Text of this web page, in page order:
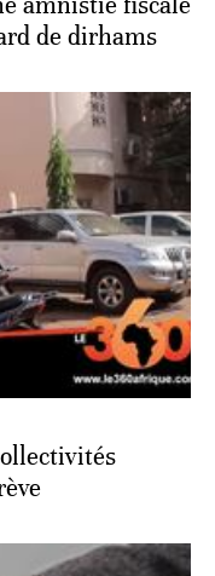
de dirhams